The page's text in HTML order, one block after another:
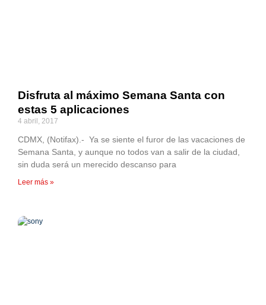
Disfruta al máximo Semana Santa con
estas 5 aplicaciones
4 abril, 2017
CDMX, (Notifax).- Ya se siente el furor de las vacaciones de
Semana Santa, y aunque no todos van a salir de la ciudad,
sin duda será un merecido descanso para
Leer más »